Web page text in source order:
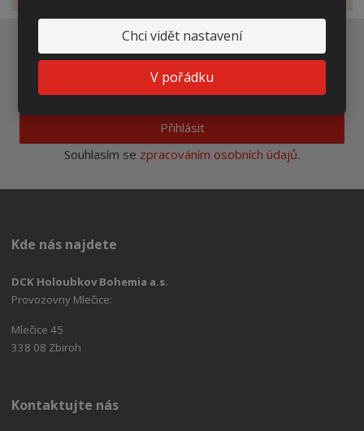
Chci vidět nastavení
V pořádku
Ať vám nic neunikne
Přihlásit
Souhlasím se zpracováním osobních údajů.
Kde nás najdete
DCK Holoubkov Bohemia a.s.
Provozovny Mlečice:
Mlečice 45
338 08 Zbiroh
Kontaktujte nás